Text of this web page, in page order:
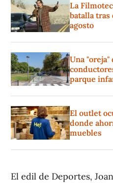
La
batalla tras
agosto
Una "oreja"
parque
El outlet
donde
muebles
El edil de Deportes,